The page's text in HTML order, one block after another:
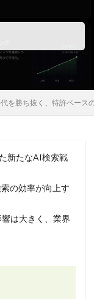
を勝ち抜く、特許ベース
新たなAI検索戦
の効率が向上す
は大きく、業界